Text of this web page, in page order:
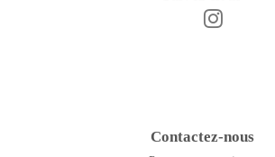
Facebook
Contactez-nous